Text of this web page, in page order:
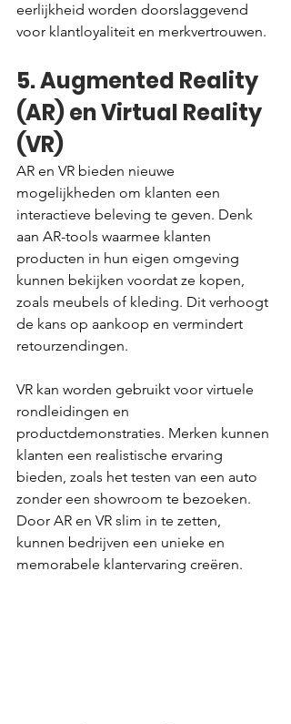
eerlijkheid worden doorslaggevend
voor klantloyaliteit en merkvertrouwen.
5. Augmented Reality
(AR) en Virtual Reality
(VR)
AR en VR bieden nieuwe
mogelijkheden om klanten een
interactieve beleving te geven. Denk
aan AR-tools waarmee klanten
producten in hun eigen omgeving
kunnen bekijken voordat ze kopen,
zoals meubels of kleding. Dit verhoogt
de kans op aankoop en vermindert
retourzendingen.
VR kan worden gebruikt voor virtuele
rondleidingen en
productdemonstraties. Merken kunnen
klanten een realistische ervaring
bieden, zoals het testen van een auto
zonder een showroom te bezoeken.
Door AR en VR slim in te zetten,
kunnen bedrijven een unieke en
memorabele klantervaring creëren.